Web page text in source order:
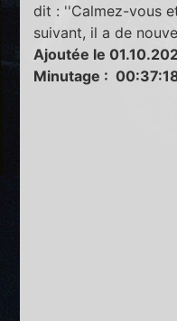
dit : ''Calmez-vous
suivant, il a de
Ajoutée le
Minutage :